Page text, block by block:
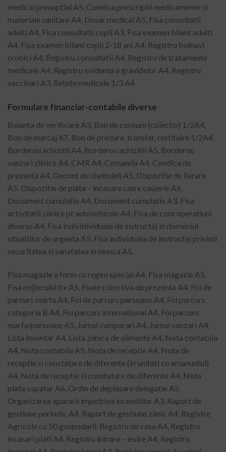
medical prenuptial A5, Condica prescriptii medicamente si
materiale sanitare A4, Dosar medical A5, Fisa consultatii
adulti A4, Fisa consultatii copii A3, Fisa examen bilant adulti
A4, Fisa examen bilant copii 2-18 ani A4, Registru bolnavi
cronici A4, Registru consultatii A4, Registru de tratamente
medicale A4, Registru evidenta a gravidelor A4, Registru
vaccinari A3, Retete medicale 1/3 A4
Formulare financiar-contabile diverse
Balanta de verificare A3, Bon de consum (colectiv) 1/2A4,
Bon de marcaj X7, Bon de predare, transfer, restituire 1/2A4.
Borderou achizitii A4, Borderou achizitii A5, Borderou
vanzari zilnice A4, CMR A4, Comanda A4. Condica de
prezenta A4, Decont de cheltuieli A5, Dispozitie de livrare
A5. Dispozitie de plata – incasare catre casierie A6,
Document cumulativ A4, Document cumulativ A3. Fisa
activitatii zilnice pt autovehicule A4, Fisa de cont operatiuni
diverse A4. Fisa individividuala de instructaj in domeniul
situatiilor de urgenta A5, Fisa individuala de instructaj privind
securitatea si sanatatea in munca A5.
Fisa magazie a form cu regim special A4, Fisa magazie A5,
Fisa mijlocului fix A5, Foaie colectiva de prezenta A4, Foi de
parcurs marfa A4, Foi de parcurs persoane A4, Foi parcurs
categoria B A4, Foi parcurs international A4, Foi parcurs
marfa/persoane A5, Jurnal cumparari A4, Jurnal vanzari A4,
Lista inventar A4, Lista zilnica de alimente A4, Nota contabila
A4, Nota contabila A5, Nota de receptie A4, Nota de
receptie si constatare de diferente (in unitati cu amanuntul)
A4. Nota de receptie si constatare de diferente A4, Nota
plata ospatar A6, Ordin de deplasare delegatie A5.
Organizarea apararii impotriva incendiilor A3, Raport de
gestiune periodic A4. Raport de gestiune zilnic A4, Registre
Agricole cu 50 gospodarii. Registru de casa A4, Registru
incasari plati A4, Registru intrare – iesire A4, Registru